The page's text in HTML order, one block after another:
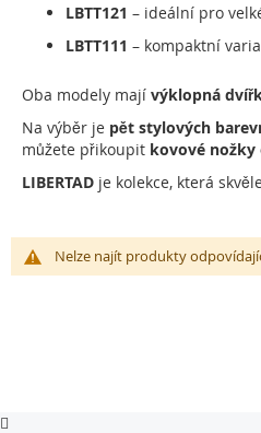
LBTT121 – ideální pro
LBTT111 – kompaktní
Oba modely mají výklopná
Na výběr je pět stylových
můžete přikoupit kovové nožky
LIBERTAD je kolekce, která
Nelze najít produkty